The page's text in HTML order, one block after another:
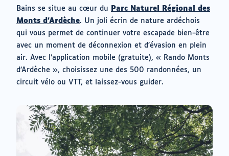
Bains se situe au cœur du
Parc Naturel Régional des
Monts d’Ardèche(ouvrir
vers
un
nouvel
onglet)
. Un joli écrin de nature ardéchois
qui vous permet de continuer votre escapade bien-être
avec un moment de déconnexion et d’évasion en plein
air. Avec l’application mobile (gratuite), « Rando Monts
d’Ardèche », choisissez une des 500 randonnées, un
circuit vélo ou VTT, et laissez-vous guider.